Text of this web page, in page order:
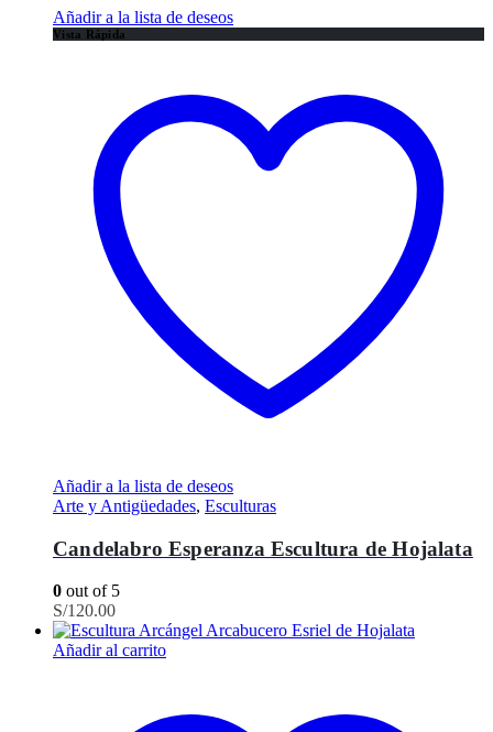
Añadir a la lista de deseos
Vista Rápida
Añadir a la lista de deseos
Arte y Antigüedades, Esculturas
Candelabro Esperanza Escultura de Hojalata
0 out of 5
S/120.00
Añadir al carrito